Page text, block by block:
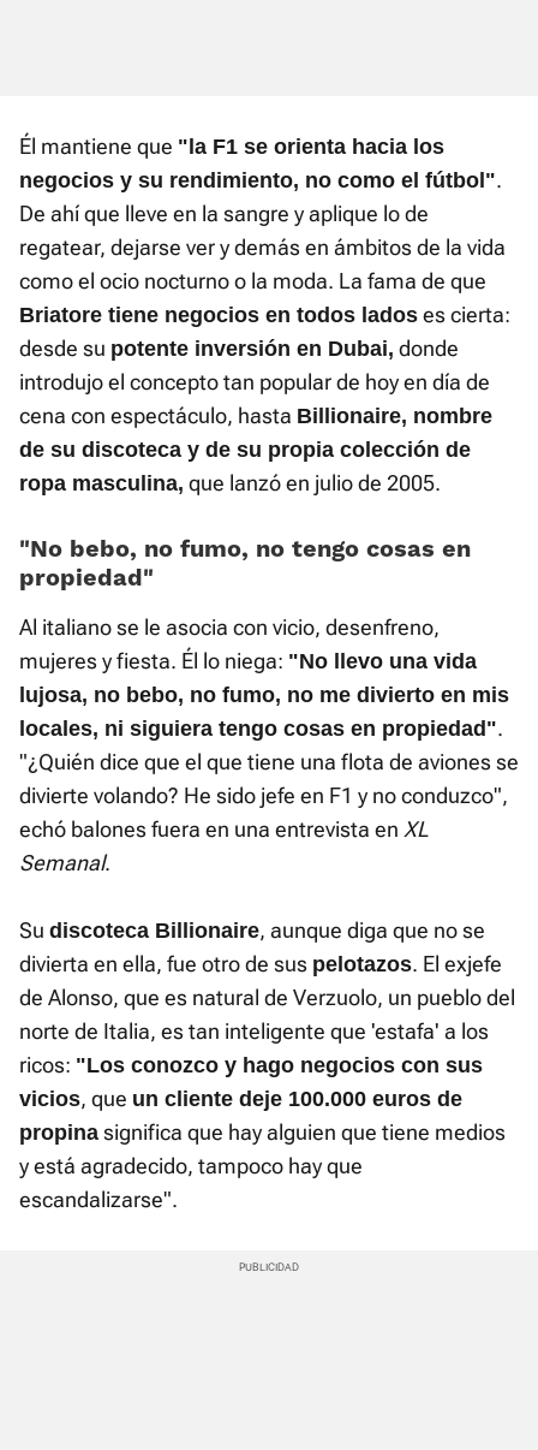
Él mantiene que "la F1 se orienta hacia los
negocios y su rendimiento, no como el fútbol".
De ahí que lleve en la sangre y aplique lo de
regatear, dejarse ver y demás en ámbitos de la vida
como el ocio nocturno o la moda. La fama de que
Briatore tiene negocios en todos lados es cierta:
desde su potente inversión en Dubai, donde
introdujo el concepto tan popular de hoy en día de
cena con espectáculo, hasta Billionaire, nombre
de su discoteca y de su propia colección de
ropa masculina, que lanzó en julio de 2005.
«No bebo, no fumo, no tengo cosas en
propiedad»
Al italiano se le asocia con vicio, desenfreno,
mujeres y fiesta. Él lo niega: "No llevo una vida
lujosa, no bebo, no fumo, no me divierto en mis
locales, ni siguiera tengo cosas en propiedad".
"¿Quién dice que el que tiene una flota de aviones se
divierte volando? He sido jefe en F1 y no conduzco",
echó balones fuera en una entrevista en XL
Semanal.
Su discoteca Billionaire, aunque diga que no se
divierta en ella, fue otro de sus pelotazos. El exjefe
de Alonso, que es natural de Verzuolo, un pueblo del
norte de Italia, es tan inteligente que 'estafa' a los
ricos: "Los conozco y hago negocios con sus
vicios, que un cliente deje 100.000 euros de
propina significa que hay alguien que tiene medios
y está agradecido, tampoco hay que
escandalizarse".